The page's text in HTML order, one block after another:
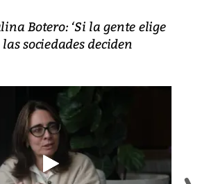
Botero: ‘Si la gente elige
sociedades deciden